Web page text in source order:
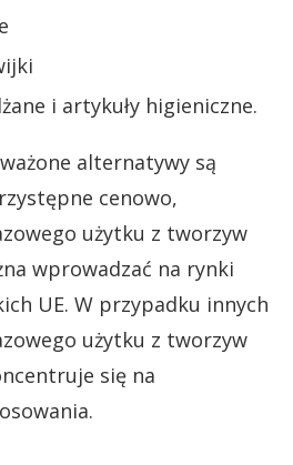
i artykuły higieniczne.
alternatywy są
cenowo,
użytku z tworzyw
wprowadzać na rynki
UE. W przypadku innych
użytku z tworzyw
się na